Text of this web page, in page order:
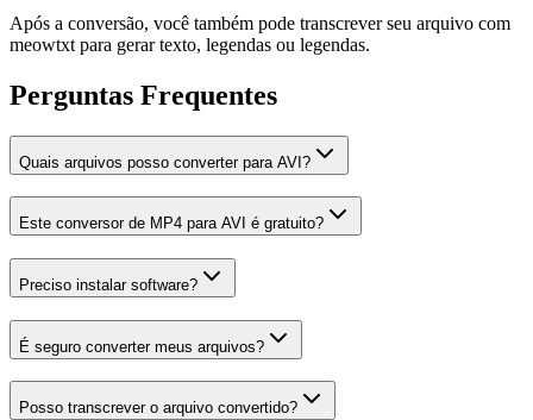
Após a conversão, você também pode transcrever seu arquivo com
meowtxt para gerar texto, legendas ou legendas.
Perguntas Frequentes
Quais arquivos posso converter para AVI?
Este conversor de MP4 para AVI é gratuito?
Preciso instalar software?
É seguro converter meus arquivos?
Posso transcrever o arquivo convertido?